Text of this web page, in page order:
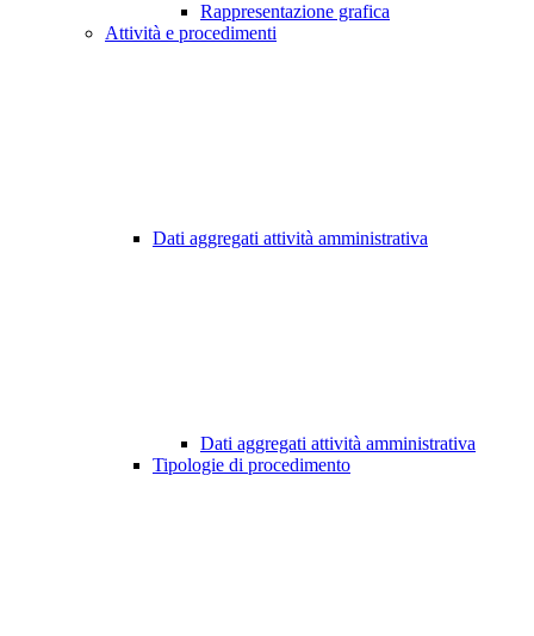
Rappresentazione grafica
Attività e procedimenti
Dati aggregati attività amministrativa
Dati aggregati attività amministrativa
Tipologie di procedimento